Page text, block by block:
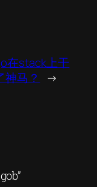
在stack上干
神马？
→